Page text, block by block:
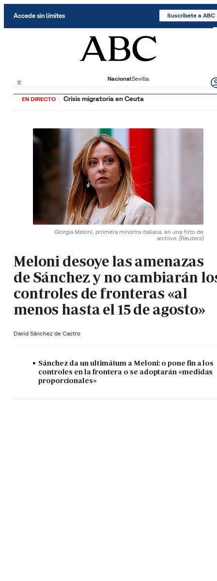
Accede sin límites Suscríbete a ABC
NacionalSevilla
EN DIRECTO Crisis migratoria en Ceuta
Giorgia Meloni, prrimera ministra italiana, en una foto de
archivo. (Reuters)
Meloni desoye las amenazas
de Sánchez y no cambiarán
controles de fronteras «al
menos hasta el 15 de agosto»
David Sánchez de Castro
Sánchez da un ultimátum a Meloni: o pone fin a los
controles en la frontera o se adoptarán «medidas
proporcionales»